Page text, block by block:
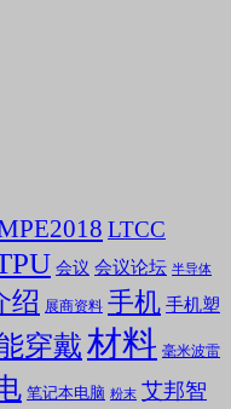
LTCC
会议 会议论坛 半导体
绍 展商资料 手机 手机塑
穿戴材料 毫米波雷
笔记本电脑 粉末 艾邦智